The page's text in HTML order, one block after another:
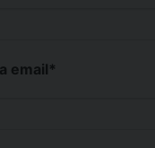
email*